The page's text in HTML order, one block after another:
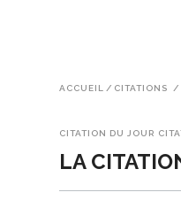
ACCUEIL / CITATIONS /
CITATION DU JOUR
LA